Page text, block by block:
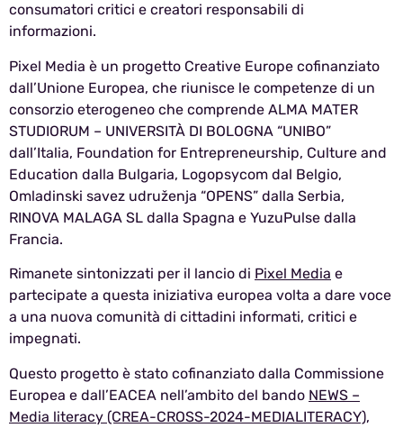
consumatori critici e creatori responsabili di
informazioni.
Pixel Media è un progetto Creative Europe cofinanziato
dall’Unione Europea, che riunisce le competenze di un
consorzio eterogeneo che comprende ALMA MATER
STUDIORUM – UNIVERSITÀ DI BOLOGNA “UNIBO”
dall’Italia, Foundation for Entrepreneurship, Culture and
Education dalla Bulgaria, Logopsycom dal Belgio,
Omladinski savez udruženja “OPENS” dalla Serbia,
RINOVA MALAGA SL dalla Spagna e YuzuPulse dalla
Francia.
Rimanete sintonizzati per il lancio di Pixel Media e
partecipate a questa iniziativa europea volta a dare voce
a una nuova comunità di cittadini informati, critici e
impegnati.
Questo progetto è stato cofinanziato dalla Commissione
Europea e dall’EACEA nell’ambito del bando NEWS –
Media literacy (CREA-CROSS-2024-MEDIALITERACY),